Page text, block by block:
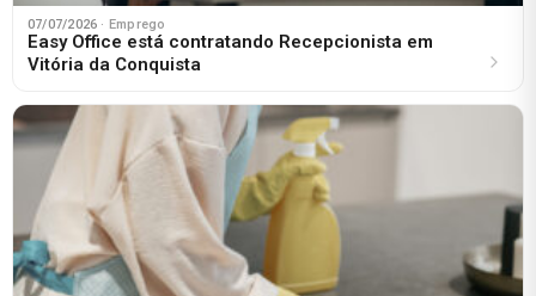
07/07/2026 · Emprego
Easy Office está contratando Recepcionista em
Vitória da Conquista